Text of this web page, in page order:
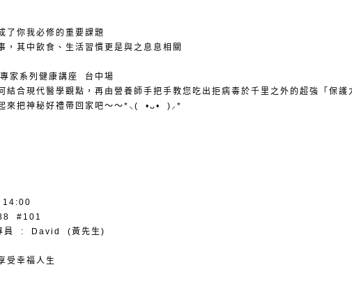
了你我必修的重要課題
，其中飲食、生活習慣更是與之息息相關
家系列健康講座 台中場
結合現代醫學觀點，再由營養師手把手教您吃出拒病毒於千里之外的超強「保護
來把神秘好禮帶回家吧～～*⸜( •ᴗ• )⸝*
14:00
#101
員 : David (黃先生)
受幸福人生